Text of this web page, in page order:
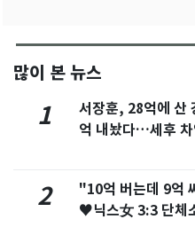
많이 본 뉴스
1
서장훈, 28억에 산
억 내놨다…세후
2
"10억 버는데 9억
♥닉스女 3:3 단체